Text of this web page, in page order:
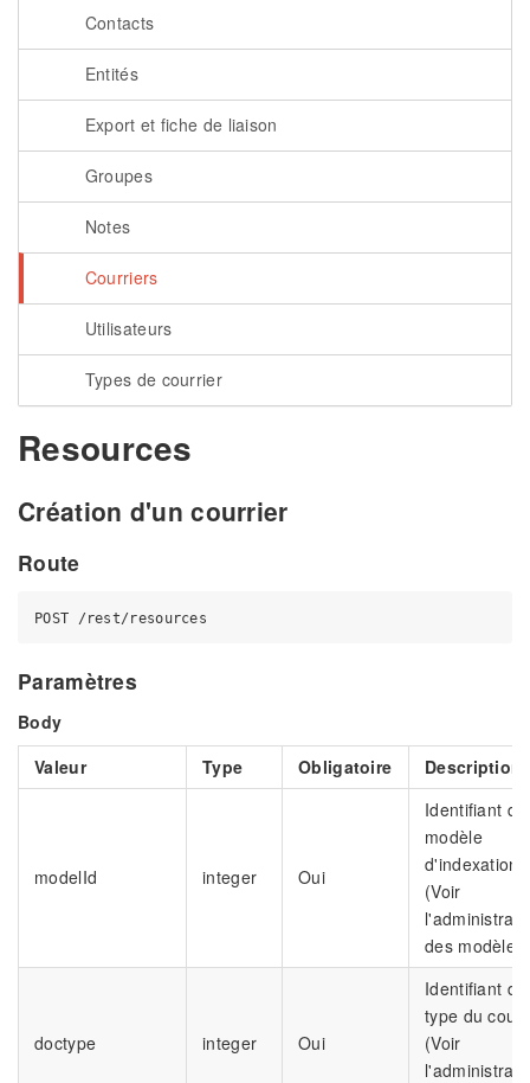
Contacts
Entités
Export et fiche de liaison
Groupes
Notes
Courriers
Utilisateurs
Types de courrier
Resources
Création d'un courrier
Route
Paramètres
Body
Valeur
Type Obligatoire Description
modelId integer Oui
Identifiant du
modèle
d'indexation
(Voir
des modèles)
doctype integer Oui
Identifiant du
type du
(Voir